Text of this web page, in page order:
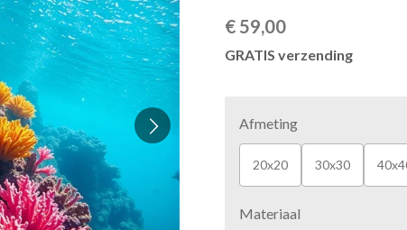
€ 59,00
GRATIS verzending
Afmeting
20x20 30x30
Materiaal